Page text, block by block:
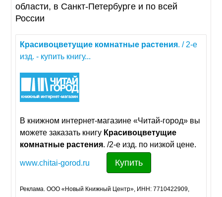
области, в Санкт-Петербурге и по всей
России
Красивоцветущие комнатные растения. / 2-е
изд. - купить книгу...
В книжном интернет-магазине «Читай-город» вы
можете заказать книгу Красивоцветущие
комнатные растения. /2-е изд. по низкой цене.
www.chitai-gorod.ru Купить
Реклама. ООО «Новый Книжный Центр», ИНН: 7710422909,